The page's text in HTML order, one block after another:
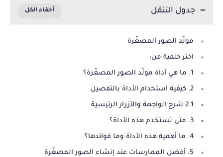
جدول التنقل
مولّد الصور المصغّرة
اختر خلفية من:
1. ما هي أداة مولّد الصور المصغّرة؟
2. كيفية استخدام الأداة بالتفصيل
2.1 شرح الواجهة والأزرار الرئيسية
3. متى تستخدم هذه الأداة؟
4. ما أهمية هذه الأداة وما فوائدها؟
5. أفضل الممارسات عند إنشاء الصور المصغّرة